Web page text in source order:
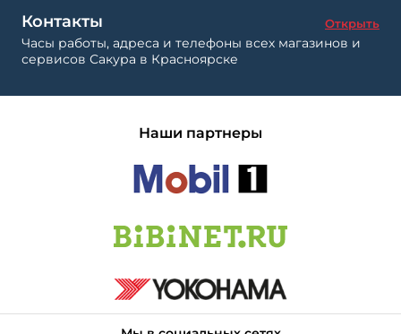
Контакты Открыть
Часы работы, адреса и телефоны всех магазинов и
сервисов Сакура в Красноярске
Наши партнеры